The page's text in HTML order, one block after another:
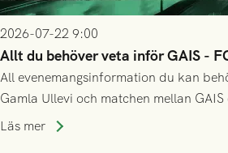
2026-07-22 9:00
Allt du behöver veta inför GAIS -
All evenemangsinformation du kan
Gamla Ullevi och matchen mellan
kvalet till Conference League! Avspark
Läs mer